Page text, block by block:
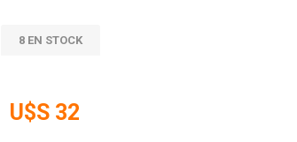
8 EN STOCK
U$S 32